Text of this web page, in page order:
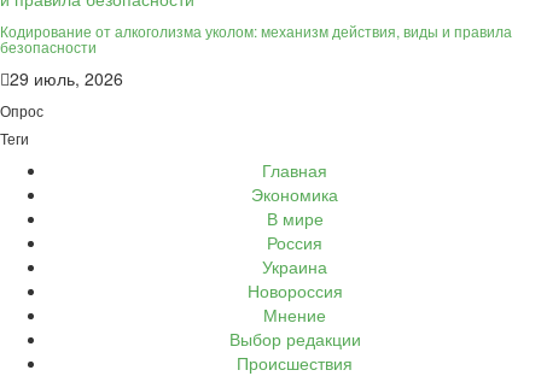
Кодирование от алкоголизма уколом: механизм действия, виды и правила
безопасности
29 июль, 2026
Опрос
Теги
Главная
Экономика
В мире
Россия
Украина
Новороссия
Мнение
Выбор редакции
Происшествия